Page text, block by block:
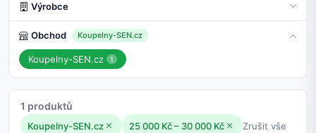
Výrobce
Obchod Koupelny-SEN.cz
Koupelny-SEN.cz 1
1 produktů
Koupelny-SEN.cz 25 000 Kč – 30 000 Kč
Zrušit vše